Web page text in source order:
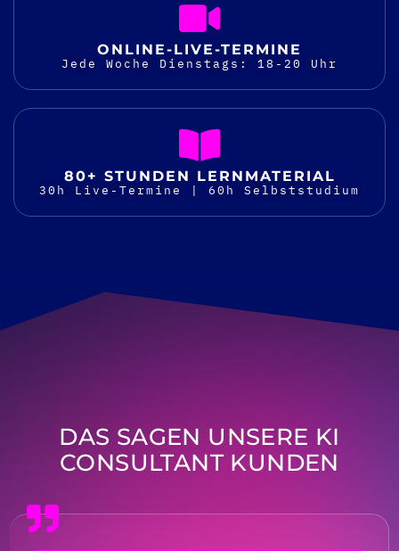
ONLINE-LIVE-TERMINE
Jede Woche Dienstags: 18-20 Uhr
80+ STUNDEN LERNMATERIAL
30h Live-Termine | 60h Selbststudium
DAS SAGEN UNSERE KI
CONSULTANT KUNDEN